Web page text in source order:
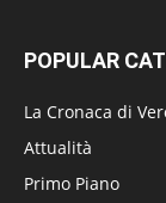
POPULAR
La Cronaca di
Attualità
Primo Piano